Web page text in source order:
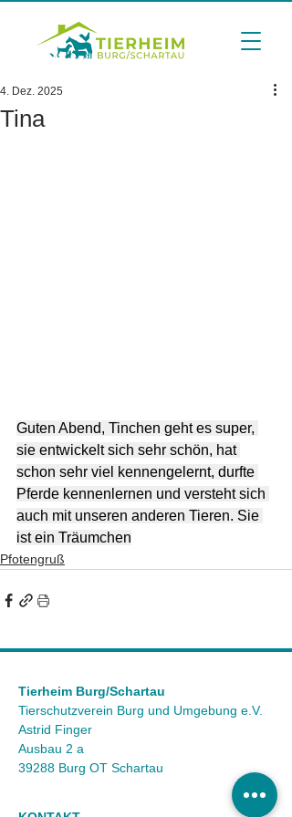
Tina
4. Dez. 2025
Guten Abend, Tinchen geht es super,
sie entwickelt sich sehr schön, hat
schon sehr viel kennengelernt, durfte
Pferde kennenlernen und versteht sich
auch mit unseren anderen Tieren. Sie
ist ein Träumchen
Pfotengruß
Tierheim Burg/Schartau
Tierschutzverein Burg und Umgebung e.V.
Astrid Finger
Ausbau 2 a
39288 Burg OT Schartau